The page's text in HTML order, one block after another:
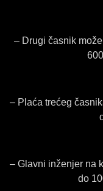
– Drugi časnik
– Plaća trećeg
– Glavni inženjer na
do